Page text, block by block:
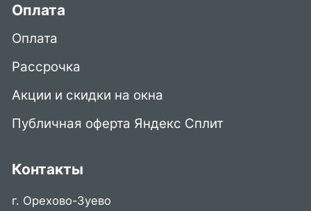
Оплата
Оплата
Рассрочка
Акции и скидки на окна
Публичная оферта Яндекс Сплит
Контакты
г. Орехово-Зуево